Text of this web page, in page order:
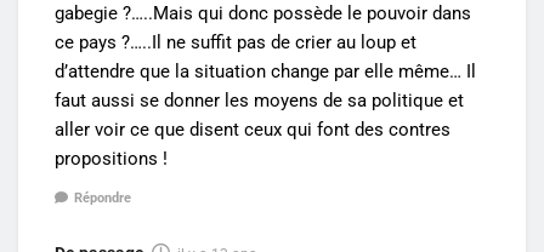
gabegie ?…..Mais qui donc possède le pouvoir dans
ce pays ?…..Il ne suffit pas de crier au loup et
d’attendre que la situation change par elle même… Il
faut aussi se donner les moyens de sa politique et
aller voir ce que disent ceux qui font des contres
propositions !
Répondre